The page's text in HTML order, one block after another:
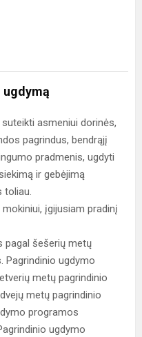
asmeniui dorinės,
pagrindus, bendrąjį
pradmenis, ugdyti
ir gebėjimą
toliau.
įgijusiam pradinį
pagal šešerių metų
Pagrindinio ugdymo
metų pagrindinio
metų pagrindinio
programos
ugdymo